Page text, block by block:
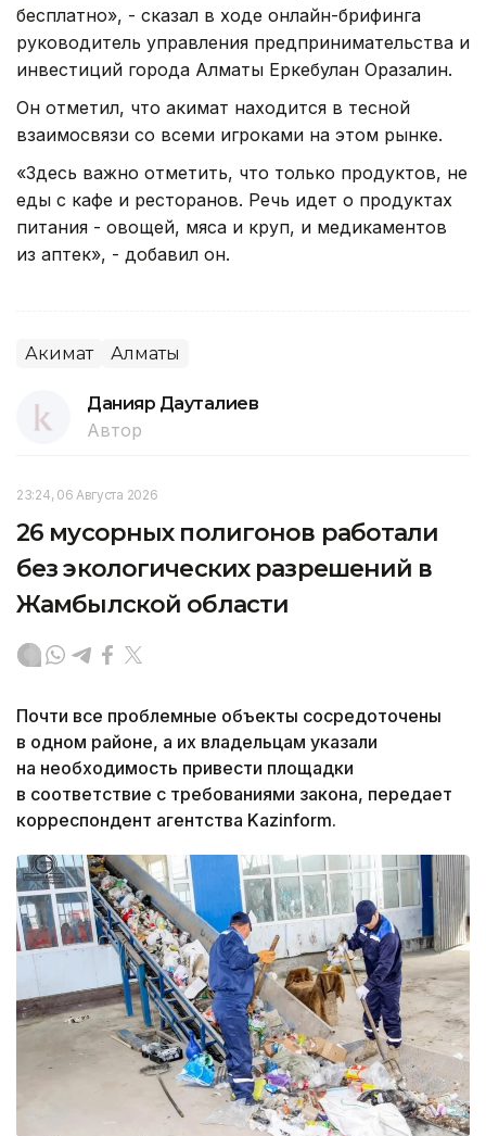
бесплатно», - сказал в ходе онлайн-брифинга
руководитель управления предпринимательства и
инвестиций города Алматы Еркебулан Оразалин.
Он отметил, что акимат находится в тесной
взаимосвязи со всеми игроками на этом рынке.
«Здесь важно отметить, что только продуктов, не
еды с кафе и ресторанов. Речь идет о продуктах
питания - овощей, мяса и круп, и медикаментов
из аптек», - добавил он.
Акимат Алматы
Данияр Дауталиев
Автор
23:24, 06 Августа 2026
26 мусорных полигонов работали
без экологических разрешений в
Жамбылской области
Почти все проблемные объекты сосредоточены
в одном районе, а их владельцам указали
на необходимость привести площадки
в соответствие с требованиями закона, передает
корреспондент агентства Kazinform.